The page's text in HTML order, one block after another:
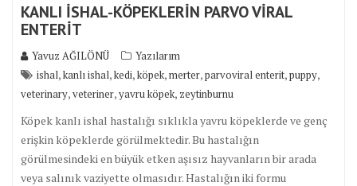
KANLI İSHAL-KÖPEKLERİN PARVO VİRAL
ENTERİT
Yavuz AĞILÖNÜ
Yazılarım
ishal,kanlı ishal,kedi,köpek,merter,parvoviral enterit,puppy,
veterinary,veteriner,yavru köpek, zeytinburnu
Köpek kanlı ishal hastalığı sıklıkla yavru köpeklerde ve genç
erişkin köpeklerde görülmektedir. Bu hastalığın
görülmesindeki en büyük etken aşısız hayvanların bir arada
veya salınık vaziyette olmasıdır. Hastalığın iki formu